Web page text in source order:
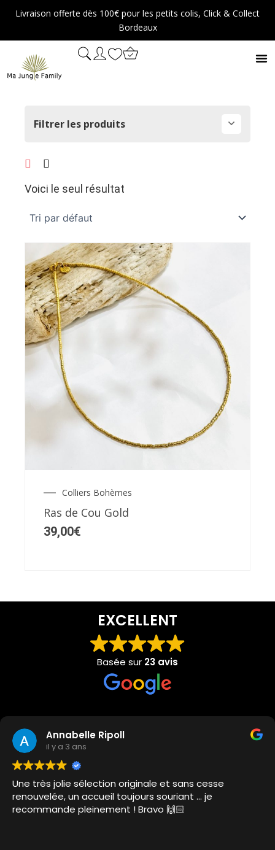
Aller
contenu
Livraison offerte dès 100€ pour les petits colis, Click & Collect
Bordeaux
Filtrer les produits
Voici le seul résultat
Colliers Bohèmes
Ras de Cou Gold
39,00€
EXCELLENT
Basée sur 23 avis
Annabelle Ripoll
il y a 3 ans
Une très jolie sélection originale et sans cesse
renouvelée, un accueil toujours souriant … je
recommande pleinement ! Bravo 🙌🏻